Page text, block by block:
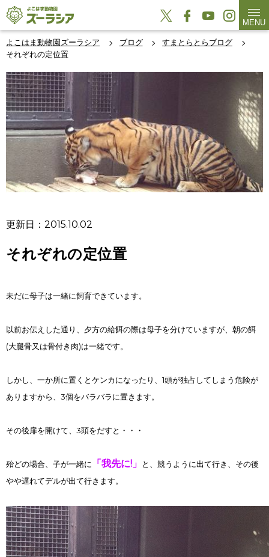
MENU
よこはま動物園ズーラシア ブログ
すまとらとらブログ
それぞれの定位置
更新日：2015.10.02
それぞれの定位置
未だに母子は一緒に飼育できています。
以前お伝えした通り、夕方の給餌の際は母子を分けていますが、朝の餌
(大腿骨又は骨付き肉)は一緒です。
しかし、一か所に置くとケンカになったり、1頭が独占してしまう危険が
ありますから、3個をバラバラに置きます。
その後扉を開けて、3頭をだすと・・・
殆どの場合、子が一緒に 「我先に!」 と、 競うように出て行き、その後
やや遅れてデルが出て行きます。